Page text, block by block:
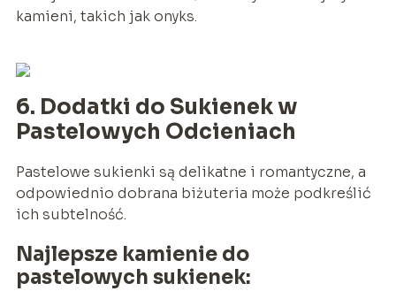
kamieni, takich jak onyks.
6. Dodatki do Sukienek w
Pastelowych Odcieniach
Pastelowe sukienki są delikatne i romantyczne, a
odpowiednio dobrana biżuteria może podkreślić
ich subtelność.
Najlepsze kamienie do
pastelowych sukienek: